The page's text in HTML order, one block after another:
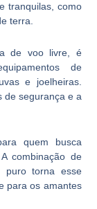
tranquilas, como
terra.
de voo livre, é
de
e joelheiras.
de segurança e a
quem busca
combinação de
puro torna esse
para os amantes